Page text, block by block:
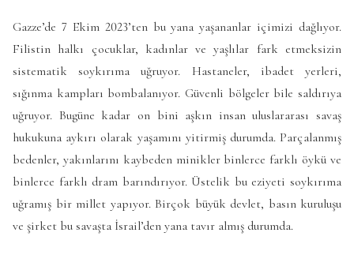
Gazze’de 7 Ekim 2023’ten bu yana yaşananlar içimizi dağlıyor.
Filistin halkı çocuklar, kadınlar ve yaşlılar fark etmeksizin
sistematik soykırıma uğruyor. Hastaneler, ibadet yerleri,
sığınma kampları bombalanıyor. Güvenli bölgeler bile saldırıya
uğruyor. Bugüne kadar on bini aşkın insan uluslararası savaş
hukukuna aykırı olarak yaşamını yitirmiş durumda. Parçalanmış
bedenler, yakınlarını kaybeden minikler binlerce farklı öykü ve
binlerce farklı dram barındırıyor. Üstelik bu eziyeti soykırıma
uğramış bir millet yapıyor. Birçok büyük devlet, basın kuruluşu
ve şirket bu savaşta İsrail’den yana tavır almış durumda.